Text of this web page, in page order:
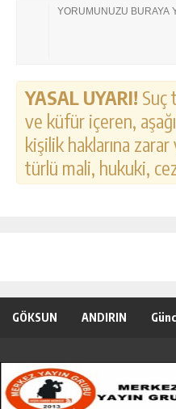
YASAL UYARI! Suç
ve küfür içeren,
kişilik haklarına
türlü mali, hukuki,
GÖKSUN ANDIRIN